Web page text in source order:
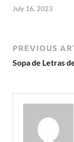
July 16, 2023
PREVIOUS
Sopa de Letras